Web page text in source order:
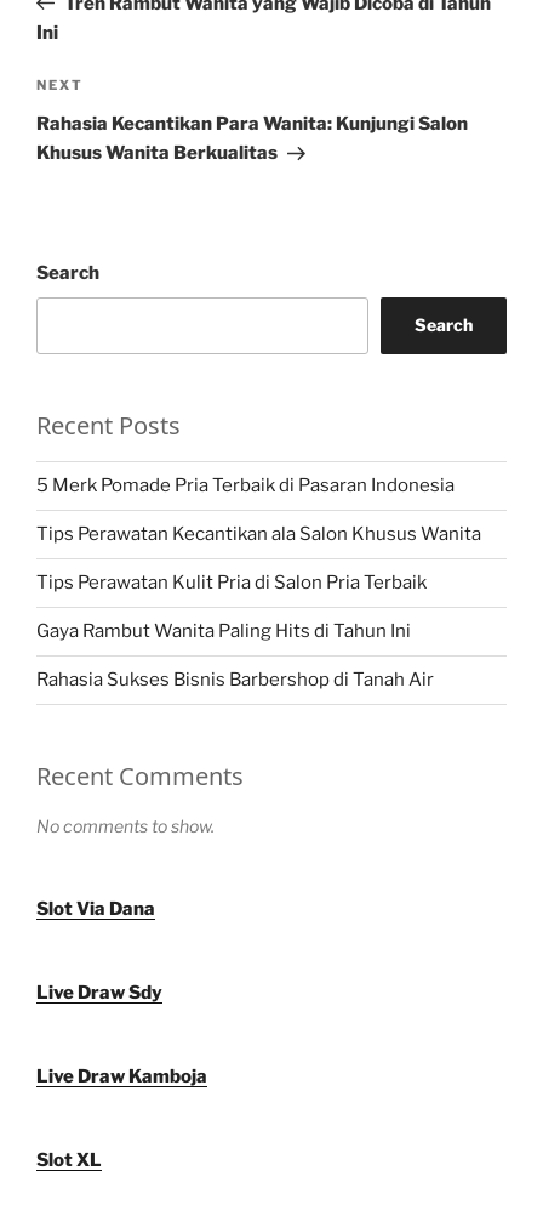
Ini
Next
Post
NEXT
Rahasia Kecantikan Para Wanita: Kunjungi Salon
Khusus Wanita Berkualitas
Search
Search
Recent Posts
5 Merk Pomade Pria Terbaik di Pasaran Indonesia
Tips Perawatan Kecantikan ala Salon Khusus Wanita
Tips Perawatan Kulit Pria di Salon Pria Terbaik
Gaya Rambut Wanita Paling Hits di Tahun Ini
Rahasia Sukses Bisnis Barbershop di Tanah Air
Recent Comments
No comments to show.
Slot Via Dana
Live Draw Sdy
Live Draw Kamboja
Slot XL